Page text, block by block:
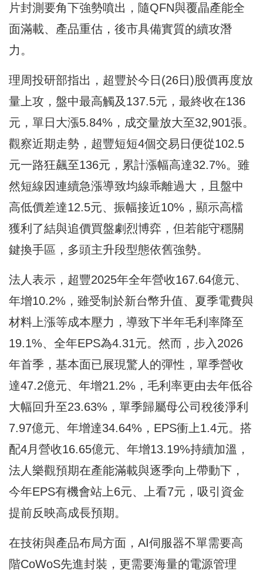
片封測要角下強勢噴出，隨QFN與覆晶產能全
面滿載、產品重估，後市具備實質的續攻潛
力。
理周投研部指出，超豐於今日(26日)股價再度放
量上攻，盤中最高觸及137.5元，最終收在136
元，單日大漲5.84%，成交量放大至32,901張。
觀察近期走勢，超豐短短4個交易日便從102.5
元一路狂飆至136元，累計漲幅高達32.7%。雖
然短線因連續急漲導致均線乖離過大，且盤中
高低價差達12.5元、振幅接近10%，顯示高檔
獲利了結與追價買盤劇烈博弈，但若能守穩關
鍵換手區，多頭主升段型態依舊強勢。
法人表示，超豐2025年全年營收167.64億元、
年增10.2%，雖受制於新台幣升值、夏季電費與
材料上漲等成本壓力，導致下半年毛利率降至
19.1%、全年EPS為4.31元。然而，步入2026
年首季，基本面已展現驚人的彈性，單季營收
達47.2億元、年增21.2%，毛利率更由去年低谷
大幅回升至23.63%，單季歸屬母公司稅後淨利
7.97億元、年增達34.64%，EPS衝上1.4元。搭
配4月營收16.65億元、年增13.19%持續加溫，
法人樂觀預期在產能滿載與逐季向上帶動下，
今年EPS有機會站上6元、上看7元，吸引資金
提前反映高成長預期。
在技術與產品布局方面，AI伺服器不單需要高
階CoWoS先進封裝，更需要海量的電源管理